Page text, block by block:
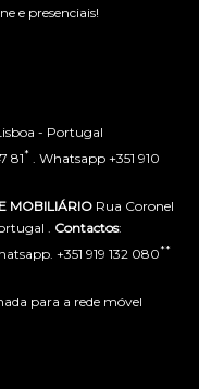
e presenciais!
- Portugal
81* . Whatsapp +351 910
MOBILIÁRIO Rua Coronel
. Contactos:
+351 919 132 080**
para a rede móvel